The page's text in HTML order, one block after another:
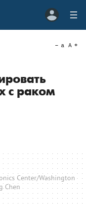
a A
с раком
Center/Washington
Chen